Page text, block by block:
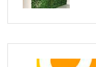
mediodía hasta el